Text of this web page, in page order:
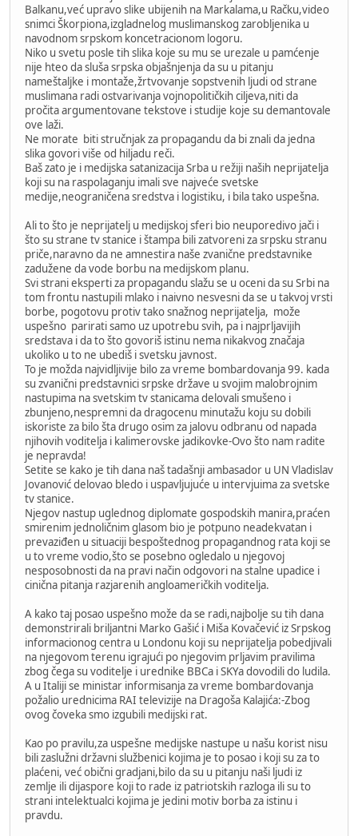
Balkanu,već upravo slike ubijenih na Markalama,u Račku,video
snimci Škorpiona,izgladnelog muslimanskog zarobljenika u
navodnom srpskom koncetracionom logoru.
Niko u svetu posle tih slika koje su mu se urezale u pamćenje
nije hteo da sluša srpska objašnjenja da su u pitanju
nameštaljke i montaže,žrtvovanje sopstvenih ljudi od strane
muslimana radi ostvarivanja vojnopolitičkih ciljeva,niti da
pročita argumentovane tekstove i studije koje su demantovale
ove laži.
Ne morate biti stručnjak za propagandu da bi znali da jedna
slika govori više od hiljadu reči.
Baš zato je i medijska satanizacija Srba u režiji naših neprijatelja
koji su na raspolaganju imali sve najveće svetske
medije,neograničena sredstva i logistiku, i bila tako uspešna.
Ali to što je neprijatelj u medijskoj sferi bio neuporedivo jači i
što su strane tv stanice i štampa bili zatvoreni za srpsku stranu
priče,naravno da ne amnestira naše zvanične predstavnike
zadužene da vode borbu na medijskom planu.
Svi strani eksperti za propagandu slažu se u oceni da su Srbi na
tom frontu nastupili mlako i naivno nesvesni da se u takvoj vrsti
borbe, pogotovu protiv tako snažnog neprijatelja, može
uspešno parirati samo uz upotrebu svih, pa i najprljavijih
sredstava i da to što govoriš istinu nema nikakvog značaja
ukoliko u to ne ubediš i svetsku javnost.
To je možda najvidljivije bilo za vreme bombardovanja 99. kada
su zvanični predstavnici srpske države u svojim malobrojnim
nastupima na svetskim tv stanicama delovali smušeno i
zbunjeno,nespremni da dragocenu minutažu koju su dobili
iskoriste za bilo šta drugo osim za jalovu odbranu od napada
njihovih voditelja i kalimerovske jadikovke-Ovo što nam radite
je nepravda!
Setite se kako je tih dana naš tadašnji ambasador u UN Vladislav
Jovanović delovao bledo i uspavljujuće u intervjuima za svetske
tv stanice.
Njegov nastup uglednog diplomate gospodskih manira,praćen
smirenim jednoličnim glasom bio je potpuno neadekvatan i
prevaziđen u situaciji bespoštednog propagandnog rata koji se
u to vreme vodio,što se posebno ogledalo u njegovoj
nesposobnosti da na pravi način odgovori na stalne upadice i
cinična pitanja razjarenih angloameričkih voditelja.
A kako taj posao uspešno može da se radi,najbolje su tih dana
demonstrirali briljantni Marko Gašić i Miša Kovačević iz Srpskog
informacionog centra u Londonu koji su neprijatelja pobedjivali
na njegovom terenu igrajući po njegovim prljavim pravilima
zbog čega su voditelje i urednike BBCa i SKYa dovodili do ludila.
A u Italiji se ministar informisanja za vreme bombardovanja
požalio urednicima RAI televizije na Dragoša Kalajića:-Zbog
ovog čoveka smo izgubili medijski rat.
Kao po pravilu,za uspešne medijske nastupe u našu korist nisu
bili zaslužni državni službenici kojima je to posao i koji su za to
plaćeni, već obični gradjani,bilo da su u pitanju naši ljudi iz
zemlje ili dijaspore koji to rade iz patriotskih razloga ili su to
strani intelektualci kojima je jedini motiv borba za istinu i
pravdu.